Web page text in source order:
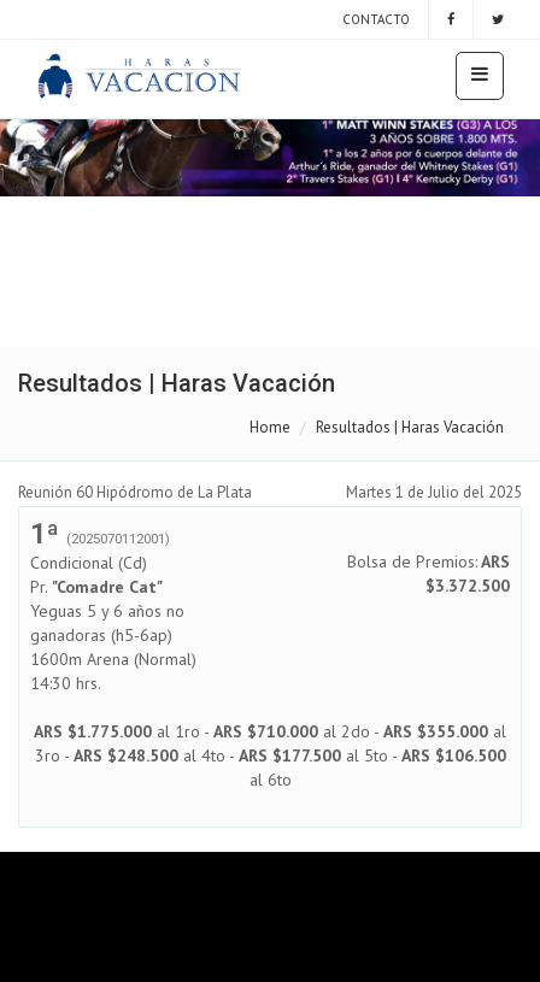
CONTACTO
Resultados | Haras Vacación
Home Resultados | Haras Vacación
Reunión 60 Hipódromo de La Plata Martes 1 de Julio del 2025
1ª (2025070112001)
Condicional (Cd)
Pr. "Comadre Cat"
Yeguas 5 y 6 años no
ganadoras (h5-6ap)
1600m Arena (Normal)
14:30 hrs.
Bolsa de Premios:ARS
$3.372.500
ARS $1.775.000 al 1ro - ARS $710.000 al 2do - ARS $355.000 al
3ro - ARS $248.500al 4to - ARS $177.500al 5to - ARS $106.500
al 6to